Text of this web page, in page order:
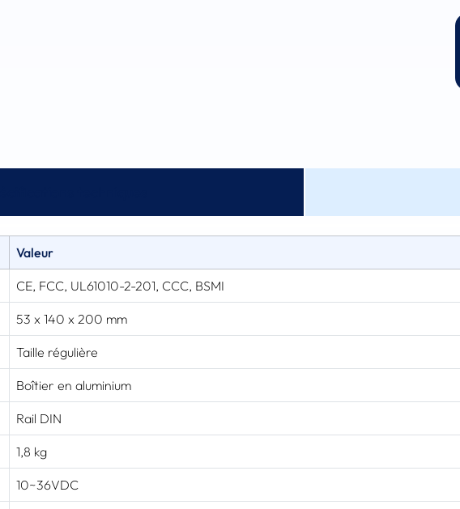
Valeur
CE, FCC, UL61010-2-201, CCC, BSMI
53 x 140 x 200 mm
Taille régulière
Boîtier en aluminium
Rail DIN
1,8 kg
10~36VDC